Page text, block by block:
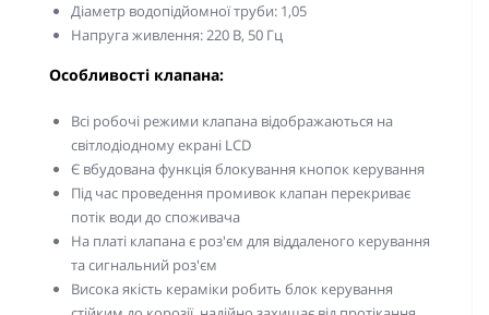
Діаметр водопідйомної труби: 1,05
Напруга живлення: 220 В, 50 Гц
Особливості клапана:
Всі робочі режими клапана відображаються на
світлодіодному екрані LCD
Є вбудована функція блокування кнопок керування
Під час проведення промивок клапан перекриває
потік води до споживача
На платі клапана є роз'єм для віддаленого керування
та сигнальний роз'єм
Висока якість кераміки робить блок керування